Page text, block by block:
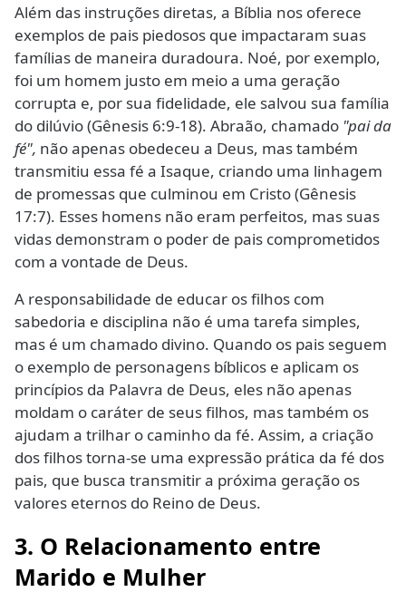
Além das instruções diretas, a Bíblia nos oferece
exemplos de pais piedosos que impactaram suas
famílias de maneira duradoura. Noé, por exemplo,
foi um homem justo em meio a uma geração
corrupta e, por sua fidelidade, ele salvou sua família
do dilúvio (Gênesis 6:9-18). Abraão, chamado "pai da
fé", não apenas obedeceu a Deus, mas também
transmitiu essa fé a Isaque, criando uma linhagem
de promessas que culminou em Cristo (Gênesis
17:7). Esses homens não eram perfeitos, mas suas
vidas demonstram o poder de pais comprometidos
com a vontade de Deus.
A responsabilidade de educar os filhos com
sabedoria e disciplina não é uma tarefa simples,
mas é um chamado divino. Quando os pais seguem
o exemplo de personagens bíblicos e aplicam os
princípios da Palavra de Deus, eles não apenas
moldam o caráter de seus filhos, mas também os
ajudam a trilhar o caminho da fé. Assim, a criação
dos filhos torna-se uma expressão prática da fé dos
pais, que busca transmitir a próxima geração os
valores eternos do Reino de Deus.
3. O Relacionamento entre
Marido e Mulher